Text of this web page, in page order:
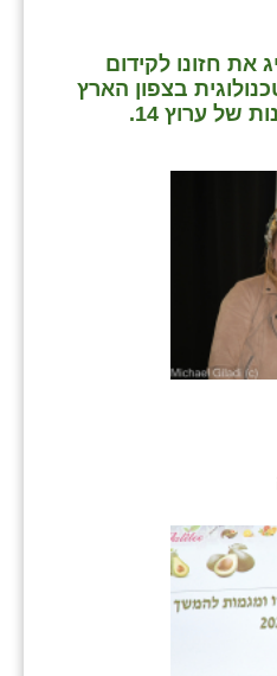
את חזונו לקידום
בצפון הארץ
של ערוץ 14.